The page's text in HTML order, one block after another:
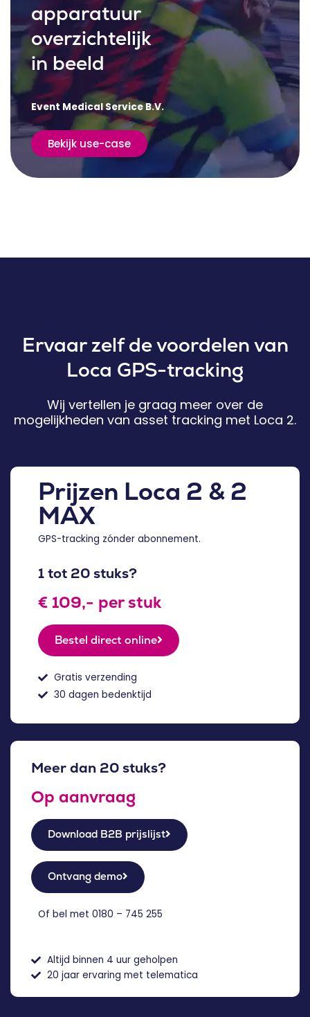
apparatuur
overzichtelijk
in beeld
Bekijk use-case
Event Medical Service B.V.
Ervaar zelf de voordelen van
Loca GPS-tracking
Wij vertellen je graag meer over de
mogelijkheden van asset tracking met Loca 2.
Prijzen Loca 2 & 2
MAX
GPS-tracking zónder abonnement.
1 tot 20 stuks?
€ 109,- per stuk
Bestel direct online
Gratis verzending
30 dagen bedenktijd
Meer dan 20 stuks?
Op aanvraag
Download B2B prijslijst
Ontvang demo
Of bel met 0180 – 745 255
Altijd binnen 4 uur geholpen
20 jaar ervaring met telematica